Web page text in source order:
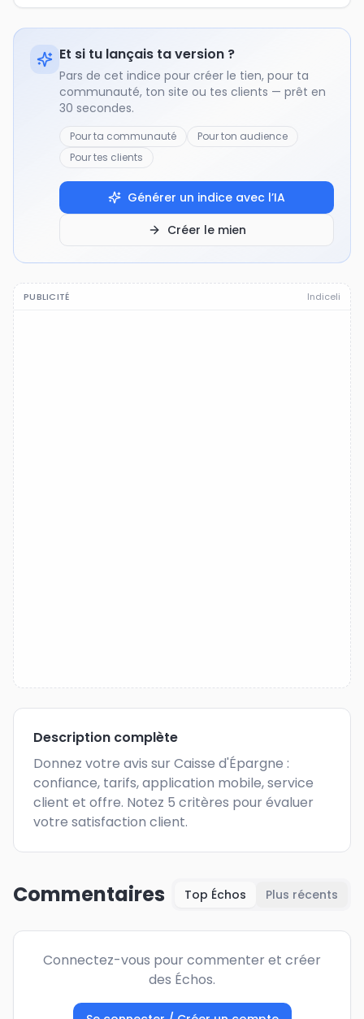
Et si tu lançais ta version ?
Pars de cet indice pour créer le tien, pour ta
communauté, ton site ou tes clients — prêt en
30 secondes.
Pour ta communauté
Pour ton audience
Pour tes clients
Générer un indice avec l’IA
Créer le mien
PUBLICITÉ Indiceli
Description complète
Donnez votre avis sur Caisse d'Épargne :
confiance, tarifs, application mobile, service
client et offre. Notez 5 critères pour évaluer
votre satisfaction client.
Commentaires Top Échos Plus récents
Connectez-vous pour commenter et créer
des Échos.